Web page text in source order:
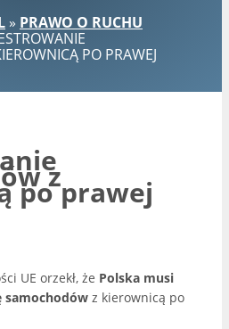
» PRAWO O RUCHU
PO PRAWEJ
z
po prawej
UE orzekł, że Polska musi
samochodów z kierownicą po